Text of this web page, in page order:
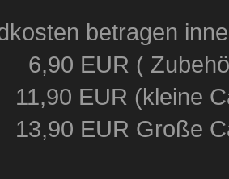
betragen
EUR ( Zubehör
EUR (kleine
EUR Große